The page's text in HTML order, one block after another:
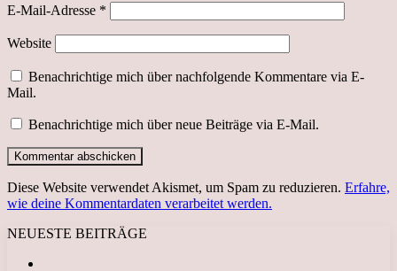
E-Mail-Adresse *
Website
Benachrichtige mich über nachfolgende Kommentare via E-
Mail.
Benachrichtige mich über neue Beiträge via E-Mail.
Diese Website verwendet Akismet, um Spam zu reduzieren. Erfahre,
wie deine Kommentardaten verarbeitet werden.
NEUESTE BEITRÄGE